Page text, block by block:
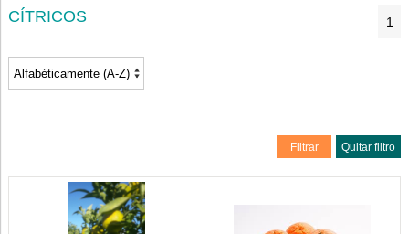
CÍTRICOS 1
Filtrar Quitar filtro